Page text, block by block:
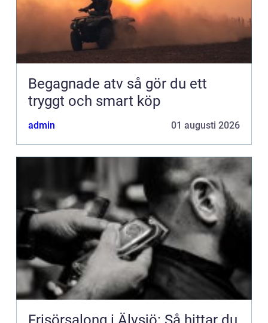
Begagnade atv så gör du ett
tryggt och smart köp
admin 01 augusti 2026